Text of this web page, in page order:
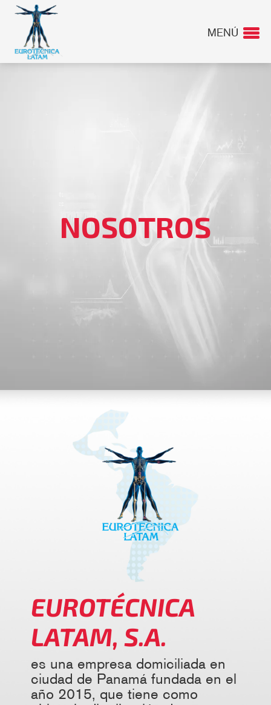
MENÚ
NOSOTROS
EUROTÉCNICA
LATAM, S.A.
es una empresa domiciliada en
ciudad de Panamá fundada en el
año 2015, que tiene como